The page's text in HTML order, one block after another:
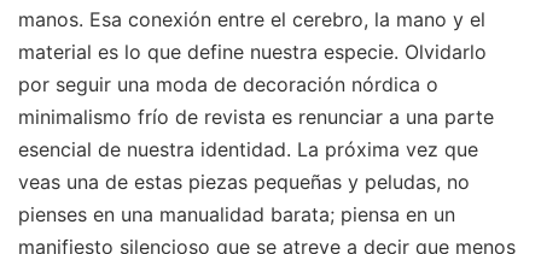
manos. Esa conexión entre el cerebro, la mano y el
material es lo que define nuestra especie. Olvidarlo
por seguir una moda de decoración nórdica o
minimalismo frío de revista es renunciar a una parte
esencial de nuestra identidad. La próxima vez que
veas una de estas piezas pequeñas y peludas, no
pienses en una manualidad barata; piensa en un
manifiesto silencioso que se atreve a decir que menos